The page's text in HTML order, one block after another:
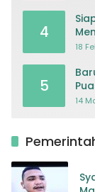
4
18
5
14